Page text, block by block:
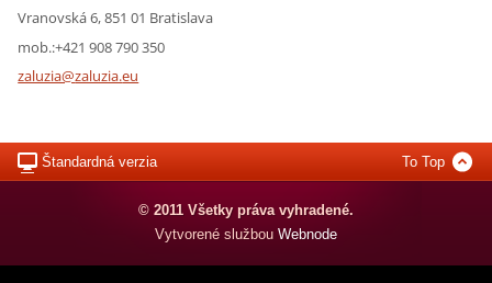
Vranovská 6, 851 01 Bratislava
mob.:+421 908 790 350
zaluzia@zaluzia.eu
Štandardná verzia To Top
© 2011 Všetky práva vyhradené.
Vytvorené službou Webnode